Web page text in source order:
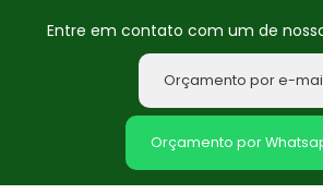
Entre em contato com um de
Orçamento por e-
Orçamento por